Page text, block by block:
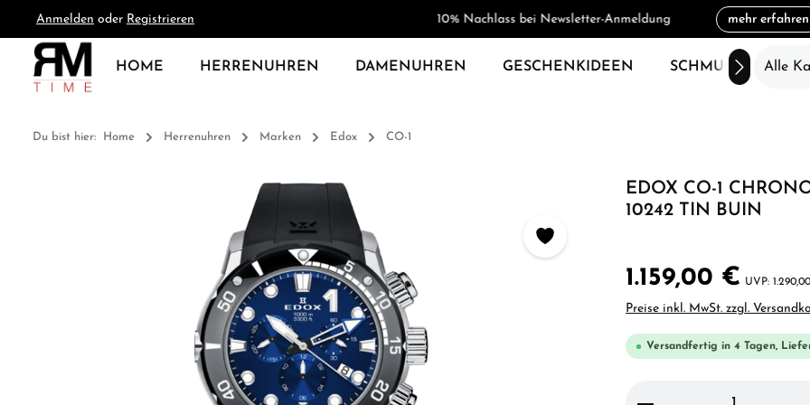
Zur Hauptnavigation springen
Anmelden oder Registrieren 10% Nachlass bei Newsletter-Anmeldung mehr erfahren
HOME HERRENUHREN DAMENUHREN GESCHENKIDEEN SCHMUCK Alle
Du bist hier: Home Herrenuhren Marken Edox CO-1
EDOX CO-1
10242 TIN BUIN
1.159,00 €
Preise inkl. MwSt. zzgl.
Versandfertig in 4 Tagen,
Produkt Anzahl: